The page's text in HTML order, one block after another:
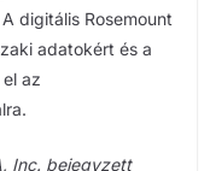
digitális Rosemount
adatokért és a
az
Inc. bejegyzett